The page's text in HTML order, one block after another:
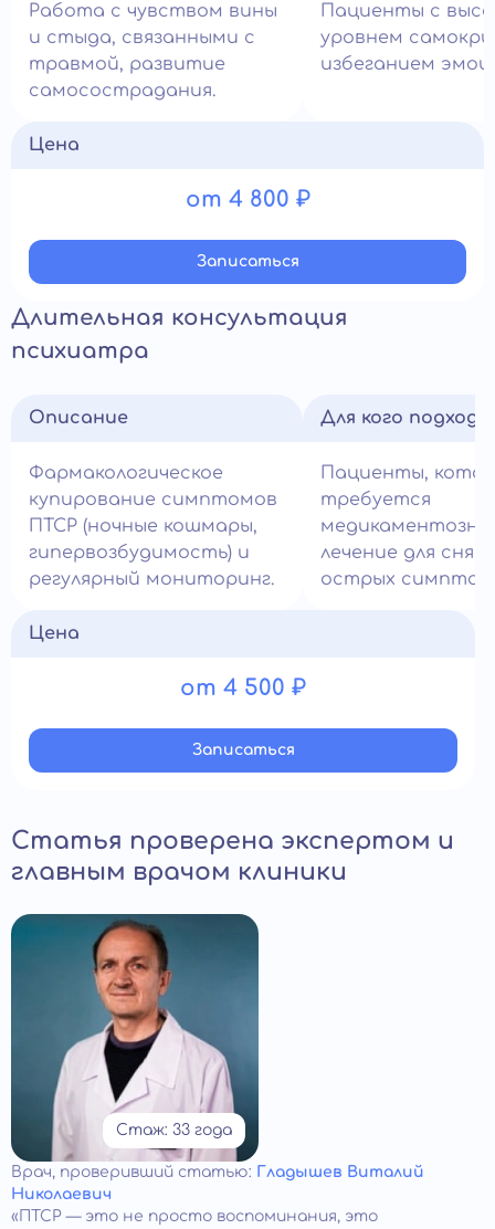
Работа с чувством вины
и стыда, связанными с
травмой, развитие
самосострадания.
Пациенты с
уровнем
избеганием
Цена
от 4 800 ₽
Записатьcя
Длительная консультация
психиатра
Описание
Фармакологическое
купирование симптомов
ПТСР (ночные кошмары,
гипервозбудимость) и
регулярный мониторинг.
Для кого
Пациенты,
требуется
лечение для
острых
Цена
от 4 500 ₽
Записатьcя
Статья проверена экспертом и
главным врачом клиники
Стаж: 33 года
Врач, проверивший статью: Гладышев Виталий
Николаевич
«ПТСР — это не просто воспоминания, это